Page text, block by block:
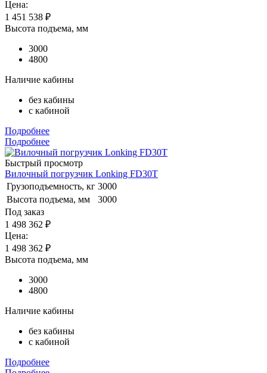
Цена:
1 451 538 ₽
Высота подъема, мм
3000
4800
Наличие кабины
без кабины
с кабиной
Подробнее
Подробнее
Быстрый просмотр
Вилочный погрузчик Lonking FD30T
Грузоподъемность, кг 3000
Высота подъема, мм
3000
Под заказ
1 498 362 ₽
Цена:
1 498 362 ₽
Высота подъема, мм
3000
4800
Наличие кабины
без кабины
с кабиной
Подробнее